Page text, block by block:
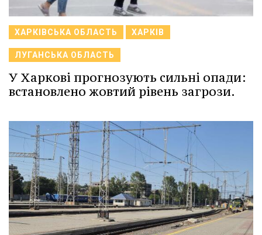
ХАРКІВСЬКА ОБЛАСТЬ ХАРКІВ
ЛУГАНСЬКА ОБЛАСТЬ
У Харкові прогнозують сильні опади:
встановлено жовтий рівень загрози.